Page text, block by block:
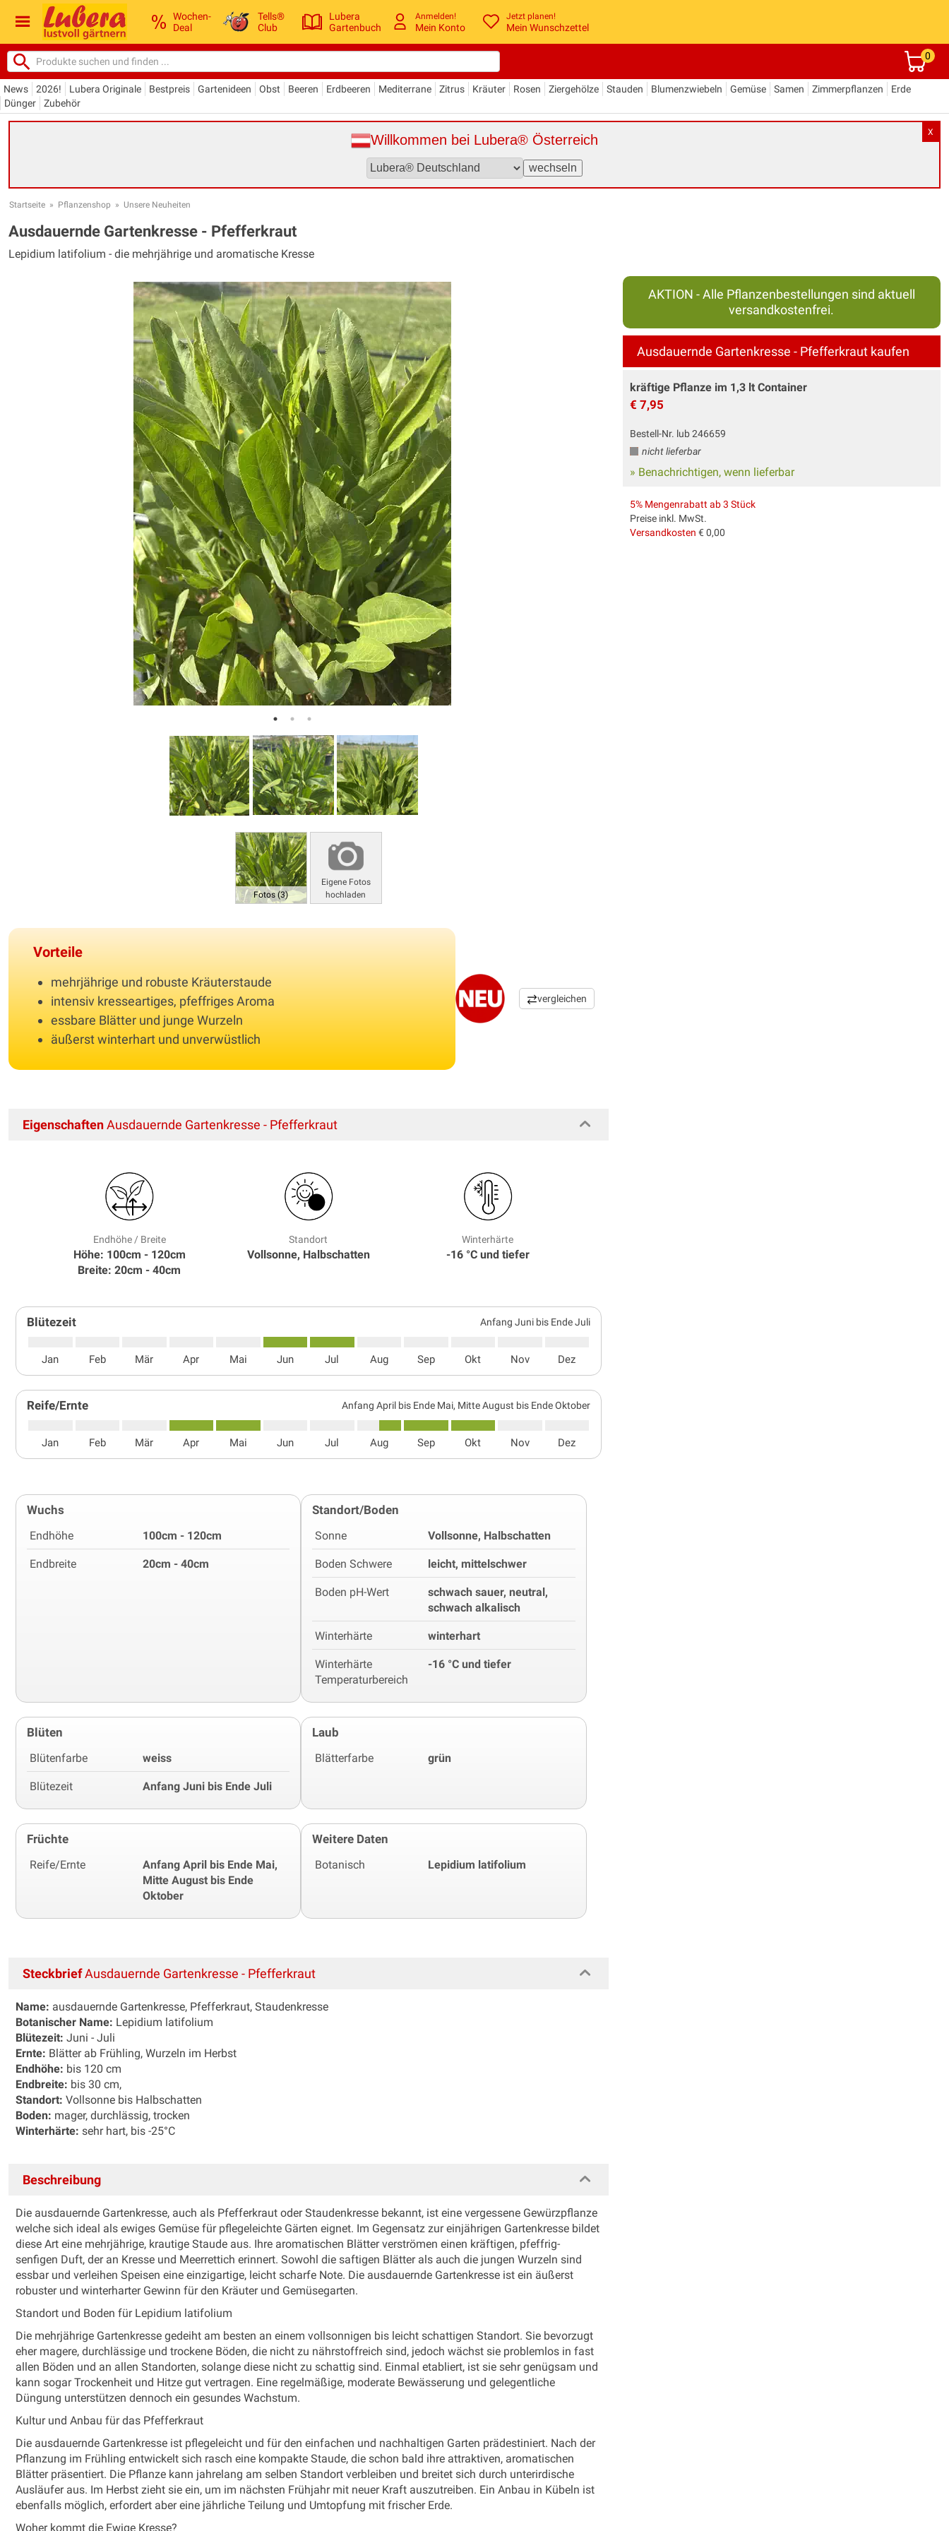
Wochen-
Deal
Tells®
Club
Lubera
Gartenbuch
Anmelden!
Mein Konto
Jetzt planen!
Mein Wunschzettel
0
News 2026! Lubera Originale Bestpreis Gartenideen Obst Beeren Erdbeeren Mediterrane Zitrus Kräuter Rosen Ziergehölze Stauden Blumenzwiebeln Gemüse Samen Zimmerpflanzen
Erde
Dünger
Zubehör
X
Willkommen bei Lubera® Österreich
Startseite » Pflanzenshop » Unsere Neuheiten
Ausdauernde Gartenkresse - Pfefferkraut
Lepidium latifolium - die mehrjährige und aromatische Kresse
Fotos (3)
Eigene Fotos
hochladen
Vorteile
mehrjährige und robuste Kräuterstaude
intensiv kresseartiges, pfeffriges Aroma
essbare Blätter und junge Wurzeln
äußerst winterhart und unverwüstlich
vergleichen
AKTION - Alle Pflanzenbestellungen sind aktuell
versandkostenfrei.
Ausdauernde Gartenkresse - Pfefferkraut kaufen
kräftige Pflanze im 1,3 lt Container
€ 7,95
Bestell-Nr. lub 246659
nicht lieferbar
» Benachrichtigen, wenn lieferbar
5% Mengenrabatt ab 3 Stück
Preise inkl. MwSt.
Versandkosten € 0,00
EigenschaftenAusdauernde Gartenkresse - Pfefferkraut
Endhöhe / Breite
Höhe: 100cm - 120cm
Breite: 20cm - 40cm
Standort
Vollsonne, Halbschatten
Winterhärte
-16 °C und tiefer
Blütezeit Anfang Juni bis Ende Juli
Jan Feb Mär Apr Mai Jun Jul Aug Sep Okt Nov Dez
Reife/Ernte Anfang April bis Ende Mai, Mitte August bis Ende Oktober
Jan Feb Mär Apr Mai Jun Jul Aug Sep Okt Nov Dez
Wuchs
Endhöhe 100cm - 120cm
Endbreite 20cm - 40cm
Standort/Boden
Sonne Vollsonne, Halbschatten
Boden Schwere leicht, mittelschwer
Boden pH-Wert
schwach sauer, neutral,
schwach alkalisch
Winterhärte winterhart
Winterhärte
Temperaturbereich
-16 °C und tiefer
Blüten
Blütenfarbe weiss
Blütezeit Anfang Juni bis Ende Juli
Laub
Blätterfarbe grün
Früchte
Reife/Ernte
Anfang April bis Ende Mai,
Mitte August bis Ende
Oktober
Weitere Daten
Botanisch Lepidium latifolium
SteckbriefAusdauernde Gartenkresse - Pfefferkraut
Name: ausdauernde Gartenkresse, Pfefferkraut, Staudenkresse
Botanischer Name: Lepidium latifolium
Blütezeit: Juni - Juli
Ernte: Blätter ab Frühling, Wurzeln im Herbst
Endhöhe: bis 120 cm
Endbreite: bis 30 cm,
Standort: Vollsonne bis Halbschatten
Boden: mager, durchlässig, trocken
Winterhärte: sehr hart, bis -25°C
Beschreibung
Die ausdauernde Gartenkresse, auch als Pfefferkraut oder Staudenkresse bekannt, ist eine vergessene Gewürzpflanze
welche sich ideal als ewiges Gemüse für pflegeleichte Gärten eignet. Im Gegensatz zur einjährigen Gartenkresse bildet
diese Art eine mehrjährige, krautige Staude aus. Ihre aromatischen Blätter verströmen einen kräftigen, pfeffrig-
senfigen Duft, der an Kresse und Meerrettich erinnert. Sowohl die saftigen Blätter als auch die jungen Wurzeln sind
essbar und verleihen Speisen eine einzigartige, leicht scharfe Note. Die ausdauernde Gartenkresse ist ein äußerst
robuster und winterharter Gewinn für den Kräuter und Gemüsegarten.
Standort und Boden für Lepidium latifolium
Die mehrjährige Gartenkresse gedeiht am besten an einem vollsonnigen bis leicht schattigen Standort. Sie bevorzugt
eher magere, durchlässige und trockene Böden, die nicht zu nährstoffreich sind, jedoch wächst sie problemlos in fast
allen Böden und an allen Standorten, solange diese nicht zu schattig sind. Einmal etabliert, ist sie sehr genügsam und
kann sogar Trockenheit und Hitze gut vertragen. Eine regelmäßige, moderate Bewässerung und gelegentliche
Düngung unterstützen dennoch ein gesundes Wachstum.
Kultur und Anbau für das Pfefferkraut
Die ausdauernde Gartenkresse ist pflegeleicht und für den einfachen und nachhaltigen Garten prädestiniert. Nach der
Pflanzung im Frühling entwickelt sich rasch eine kompakte Staude, die schon bald ihre attraktiven, aromatischen
Blätter präsentiert. Die Pflanze kann jahrelang am selben Standort verbleiben und breitet sich durch unterirdische
Ausläufer aus. Im Herbst zieht sie ein, um im nächsten Frühjahr mit neuer Kraft auszutreiben. Ein Anbau in Kübeln ist
ebenfalls möglich, erfordert aber eine jährliche Teilung und Umtopfung mit frischer Erde.
Woher kommt die Ewige Kresse?